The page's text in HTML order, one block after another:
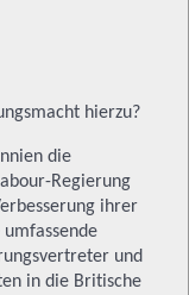
hierzu?
die
Regierung
ihrer
und
in die Britische